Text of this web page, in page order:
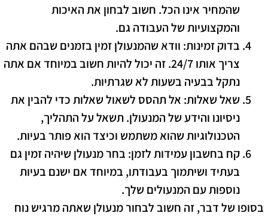
שהמחיר אינו הכל. חשוב לבחון את האיכות
והמקצועיות של העבודה גם.
בדוק זמינות: וודא שהמנעולן זמין בזמנים שבהם אתה
צריך אותו 24/7. זה יכול להיות חשוב במיוחד אם אתה
נתקל בבעיה בשעות לא שגרתיות.
שאל שאלות: אל תהסס לשאול שאלות כדי להבין את
ניסיונו והידע של המנעולן. תשאל על התהליך,
הטכנולוגיות שהוא משתמש וכיצד הוא פותר בעיות.
קח בחשבון עמידות לזמן: בחר מנעולן שיהיה זמין גם
בעתיד ושיתמוך בעבודתו, במיוחד אם ישנם בעיות
נוספות עם המנעולים שלך.
בסופו של דבר, זה חשוב לבחור מנעולן שאתה מרגיש נוח